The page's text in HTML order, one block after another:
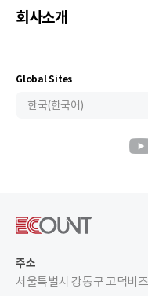
회사소개
Global Sites
한국(한국어)
ประเทศไทย(ไทย)
Узбекистан (русский)
주소
서울특별시 강동구 고덕비